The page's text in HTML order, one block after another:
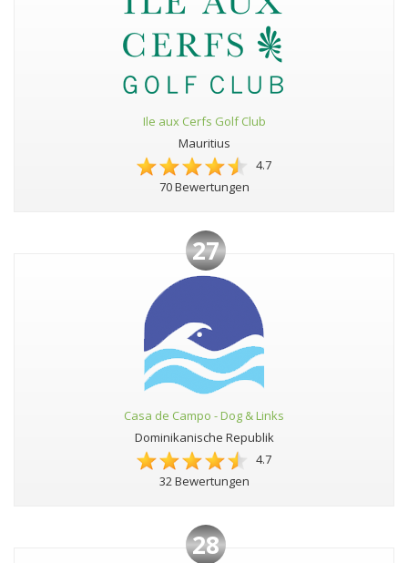
Ile aux Cerfs Golf Club
Mauritius
4.7
70 Bewertungen
27
Casa de Campo - Dog & Links
Dominikanische Republik
4.7
32 Bewertungen
28